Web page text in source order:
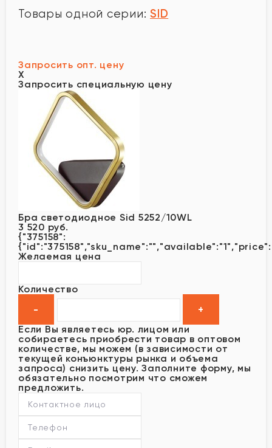
Товары одной серии: SID
Запросить опт. цену
X
Запросить специальную цену
Бра светодиодное Sid 5252/10WL
3 520 руб.
{"375158":
Желаемая цена
Количество
Если Вы являетесь юр. лицом или
собираетесь приобрести товар в оптовом
количестве, мы можем (в зависимости от
текущей конъюнктуры рынка и объема
запроса) снизить цену. Заполните форму, мы
обязательно посмотрим что сможем
предложить.